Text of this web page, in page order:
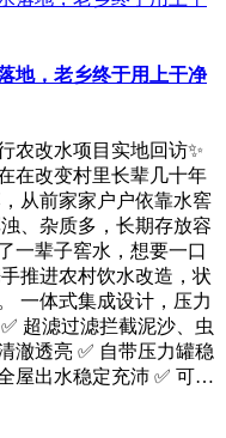
地，老乡终于用上干净
农改水项目实地回访✨
在改变村里长辈几十年
从前家家户户依靠水窖
、杂质多，长期存放容
一辈子窖水，想要一口
推进农村饮水改造，状
一体式集成设计，压力
超滤过滤拦截泥沙、虫
澈透亮 ✅ 自带压力罐稳
屋出水稳定充沛 ✅ 可…